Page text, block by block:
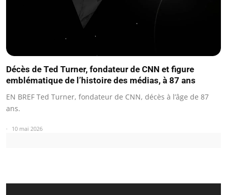
Décès de Ted Turner, fondateur de CNN et figure
emblématique de l’histoire des médias, à 87 ans
EN BREF Ted Turner, fondateur de CNN, décès à l’âge de 87
ans.
10 mai 2026